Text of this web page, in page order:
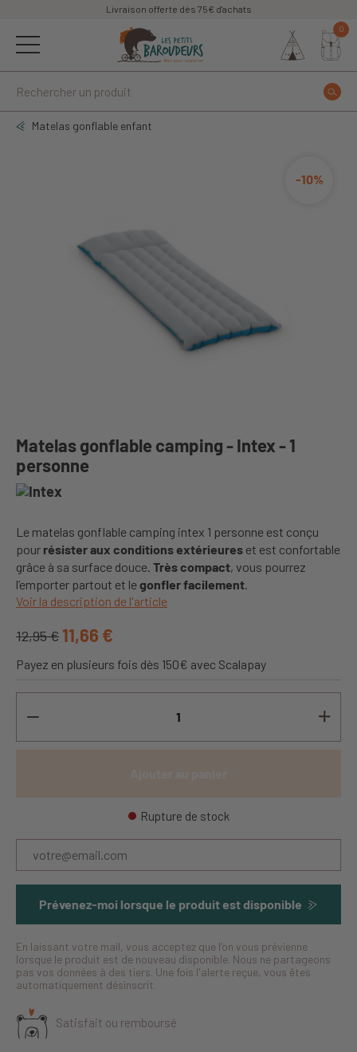
Livraison offerte dès 75€ d'achats
0
Matelas gonflable enfant
-10%
Matelas gonflable camping - Intex - 1
personne
Le matelas gonflable camping intex 1 personne est conçu
pour résister aux conditions extérieures et est confortable
grâce à sa surface douce. Très compact, vous pourrez
l’emporter partout et legonfler facilement.
Voir la description de l'article
12,95 € 11,66 €
Payez en plusieurs fois dès 150€ avec Scalapay
Rupture de stock
Prévenez-moi lorsque le produit est disponible
En laissant votre mail, vous acceptez que l’on vous prévienne
lorsque le produit est de nouveau disponible. Nous ne partageons
pas vos données à des tiers. Une fois l'alerte reçue, vous êtes
automatiquement désinscrit.
Satisfait ou remboursé